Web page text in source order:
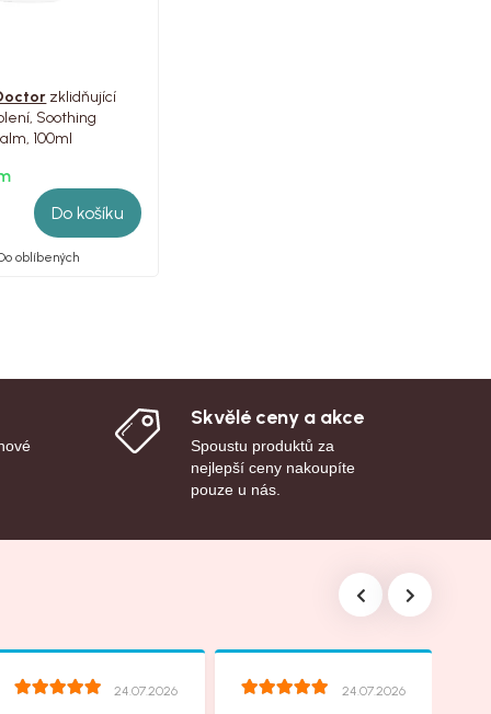
zklidňující
Soothing
100ml
Do košíku
oblíbených
Skvělé ceny a akce
Spoustu produktů za
nejlepší ceny nakoupíte
pouze u nás.
24.07.2026 24.07.2026